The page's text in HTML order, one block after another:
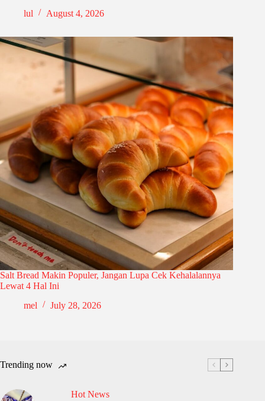
lul
August 4, 2026
Salt Bread Makin Populer, Jangan Lupa Cek Kehalalannya
Lewat 4 Hal Ini
mel
July 28, 2026
Trending now
Hot News